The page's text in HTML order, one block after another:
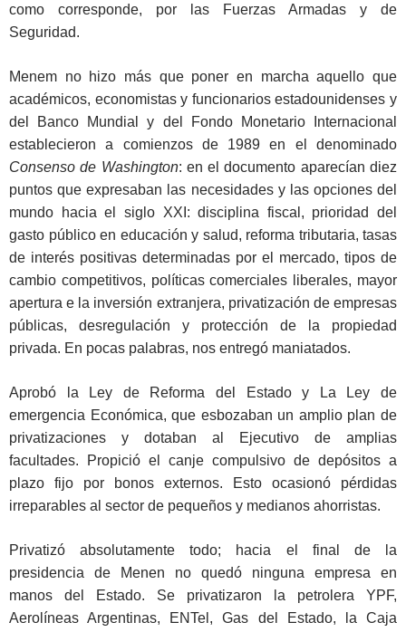
como corresponde, por las Fuerzas Armadas y de
Seguridad.
Menem no hizo más que poner en marcha aquello que
académicos, economistas y funcionarios estadounidenses y
del Banco Mundial y del Fondo Monetario Internacional
establecieron a comienzos de 1989 en el denominado
Consenso de Washington: en el documento aparecían diez
puntos que expresaban las necesidades y las opciones del
mundo hacia el siglo XXI: disciplina fiscal, prioridad del
gasto público en educación y salud, reforma tributaria, tasas
de interés positivas determinadas por el mercado, tipos de
cambio competitivos, políticas comerciales liberales, mayor
apertura e la inversión extranjera, privatización de empresas
públicas, desregulación y protección de la propiedad
privada. En pocas palabras, nos entregó maniatados.
Aprobó la Ley de Reforma del Estado y La Ley de
emergencia Económica, que esbozaban un amplio plan de
privatizaciones y dotaban al Ejecutivo de amplias
facultades. Propició el canje compulsivo de depósitos a
plazo fijo por bonos externos. Esto ocasionó pérdidas
irreparables al sector de pequeños y medianos ahorristas.
Privatizó absolutamente todo; hacia el final de la
presidencia de Menen no quedó ninguna empresa en
manos del Estado. Se privatizaron la petrolera YPF,
Aerolíneas Argentinas, ENTel, Gas del Estado, la Caja